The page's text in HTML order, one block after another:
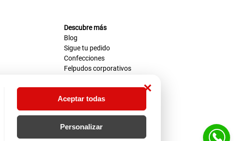
×
Aceptar todas
Personalizar
Descubre más
Blog
Sigue tu pedido
Confecciones
Felpudos corporativos